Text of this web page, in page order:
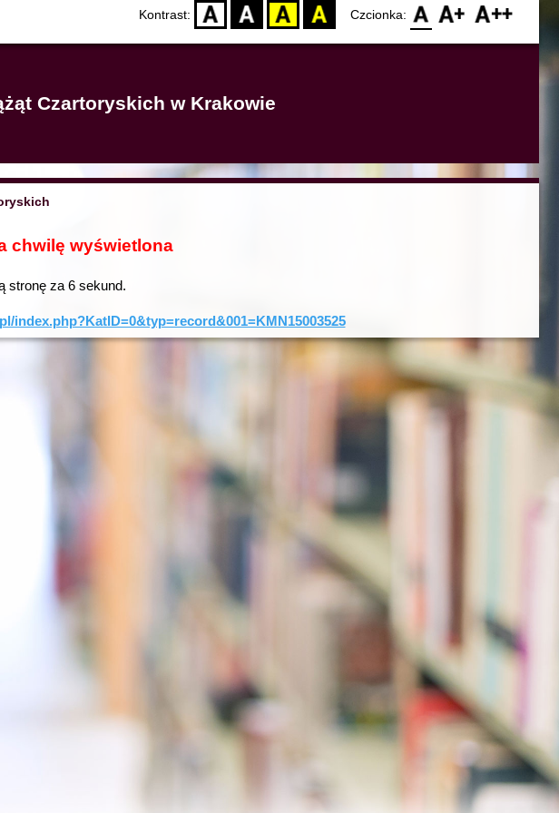
Kontrast: D BW YB BY Czcionka: F0 F1 F2
Czartoryskich w Krakowie
chwilę wyświetlona
stronę za 6sekund.
index.php?KatID=0&typ=record&001=KMN15003525